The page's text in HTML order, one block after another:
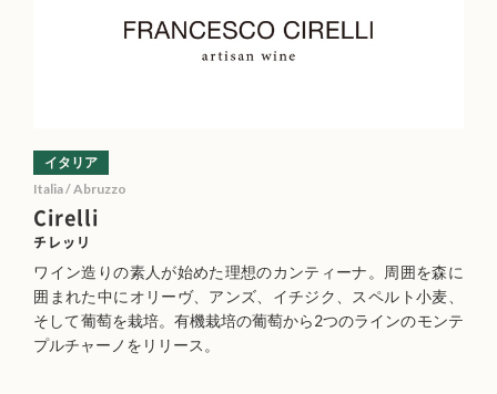
Cirelli
チレッリ
イタリア
Italia / Abruzzo
ワイン造りの素人が始めた理想のカンティーナ。周囲を森に
囲まれた中にオリーヴ、アンズ、イチジク、スペルト小麦、
そして葡萄を栽培。有機栽培の葡萄から2つのラインのモンテ
プルチャーノをリリース。